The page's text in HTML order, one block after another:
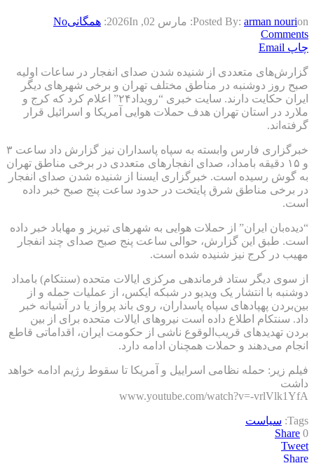
Posted By: arman nourion: مارس 02, 2026 In: همگانیNo
Comments
چاپ Email
گزارش‌های متعددی از شنیده‌ شدن صدای انفجار در ساعات اولیه
صبح روز دوشنبه در مناطق مختلف تهران و برخی شهرهای دیگر
ایران حکایت دارند. سایت خبری “رویداد۲۴” اعلام کرد که کرج و
ملارد در استان تهران هدف حملات هوایی آمریکا و اسرائیل قرار
گرفته‌اند.
خبرگزاری فارس وابسته به سپاه پاسداران نیز گزارش داد ساعت ۳
و ۱۵ دقیقه بامداد، صدای انفجارهای متعددی در برخی مناطق تهران
به گوش رسیده است. خبرگزاری ایسنا از شنیده شدن صدای انفجار
در برخی مناطق شرق پایتخت در حدود ساعت پنج صبح خبر داده
است.
“دیده‌بان ایران” از حملات هوایی به شهرهای تبریز و مهاباد خبر داده
است. طبق این گزارش، حوالی ساعت پنج صبح صدای چند انفجار
مهیب در کرج نیز شنیده شده است.
از سوی دیگر ستاد فرماندهی مرکزی ایالات متحده (سنتکام) بامداد
دوشنبه با انتشار یک ویدیو در شبکه ایکس، از عملیات حمله و از
بین‌بردن پهپادهای سپاه پاسداران، روی باند پرواز یا در آشیانه خبر
داد. سنتکام اطلاع داده است نیروهای ایالات متحده برای از بین
بردن تهدیدهای قریب‌الوقوع ناشی از حکومت ایران، اقداماتی قاطع
انجام می‌دهند و حملات همچنان ادامه دارد.
فیلم زیر: حمله نظامی اسراییل و آمریکا تا سقوط رژیم ادامه خواهد
داشت
www.youtube.com/watch?v=-vrlVlk1YfA
Tags: سیاست
Share 0
Tweet
Share